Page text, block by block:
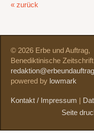
« zurück
© 2026 Erbe und Auftrag,
Benediktinische
powered by lowmark
Kontakt / Impressum
Seite